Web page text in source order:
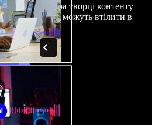
з браузера творці контенту
обмежень і можуть втілити в